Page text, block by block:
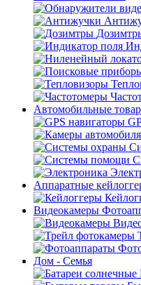
Автомобильные
Аппаратные
Видеокамеры
Дом - Семья